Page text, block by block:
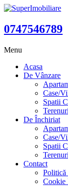
0747546789
Menu
Acasa
De Vânzare
Case/
Spatii
Terenuri
De Închiriat
Case/
Spatii
Terenuri
Contact
Politică
Cookie